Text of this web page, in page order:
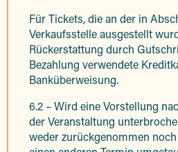
Für Tickets, die an der in
Verkaufsstelle ausgestellt
Rückerstattung durch
Bezahlung verwendete
Banküberweisung.
6.2 – Wird eine Vorstellung
der Veranstaltung
weder zurückgenommen